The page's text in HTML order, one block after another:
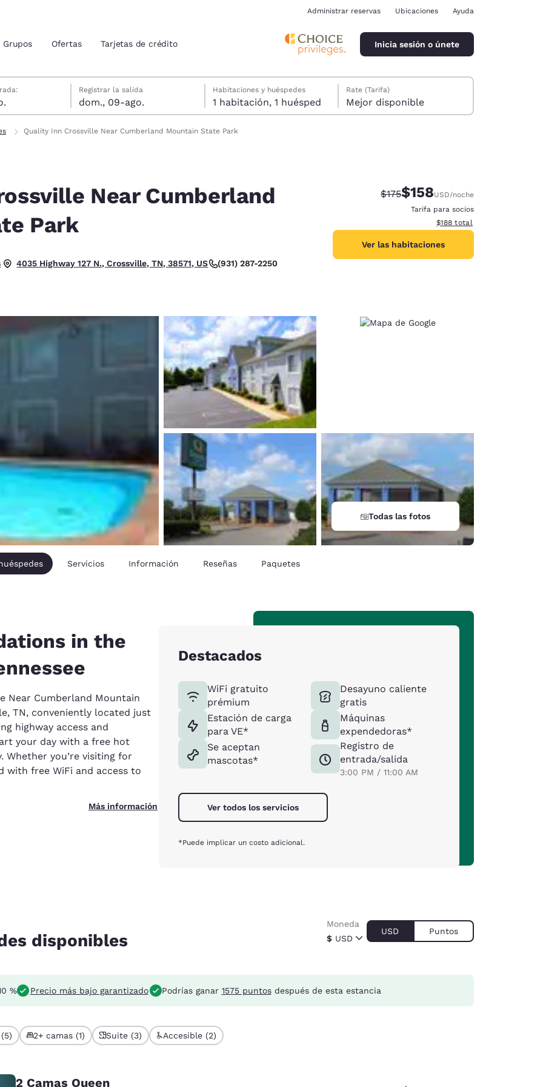
actuales
Estados Unidos
Español
América Latina
Español
España
Español
France France
English
Italy
English
New Zealand
English
Administrar reservas Ubicaciones Ayuda
Grupos Ofertas Tarjetas de crédito Inicia sesión o únete
Registrar la salida
dom., 09-ago.
fecha de check-out seleccionada
fecha de check-in seleccionada
Habitaciones y huéspedes
1 habitación, 1 huésped
Rate (Tarifa)
Mejor disponible
Quality Inn Crossville Near Cumberland Mountain State Park
Near Cumberland
Park
Bueno.
4035 Highway 127 N., Crossville, TN, 38571, US (931) 287-2250
Precio tachado:
$175Precio con descuento:
$158USD/noche
Tarifa para socios
Ver detalles del total
$188 total
Ver las habitaciones
Todas las fotos
Servicios Información Reseñas Paquetes
in the
Near Cumberland Mountain
TN, conveniently located just
highway access and
your day with a free hot
you’re visiting for
with free WiFi and access to
Más información
Destacados
WiFi gratuito
prémium
Estación de carga
para VE*
Se aceptan
mascotas*
Desayuno caliente
gratis
Máquinas
expendedoras*
Registro de
entrada/salida
3:00 PM / 11:00 AM
Ver todos los servicios
*Puede implicar un costo adicional.
disponibles $ USD
Moneda
USD Puntos
% Precio más bajo garantizado Podrías ganar 1575 puntosdespués de esta estancia
2+ camas (1) Suite (3) Accesible (2)
2 Camas Queen